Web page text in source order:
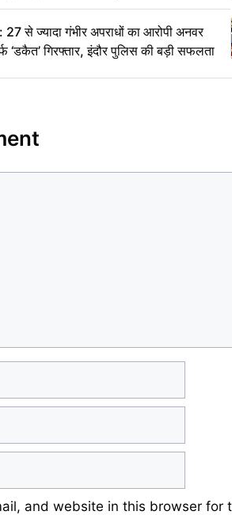
नहीं आ पाएंगे
से ज्यादा गंभीर अपराधों का आरोपी अनवर
‘डकैत’ गिरफ्तार, इंदौर पुलिस की बड़ी सफलता
and website in this browser for